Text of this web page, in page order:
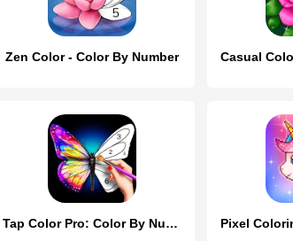
Zen Color - Color By Number
Tap Color Pro: Color By Number